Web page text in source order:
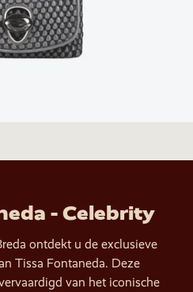
- Celebrity
ontdekt u de exclusieve
Tissa Fontaneda. Deze
van het iconische